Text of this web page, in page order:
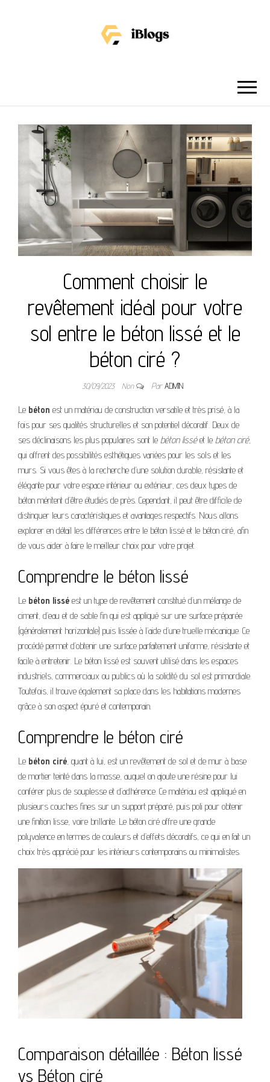
Comment choisir le
revêtement idéal pour votre
sol entre le béton lissé et le
béton ciré ?
30/09/2023 Non ParADMIN
Le béton est un matériau de construction versatile et très prisé, à la
fois pour ses qualités structurelles et son potentiel décoratif. Deux de
ses déclinaisons les plus populaires sont le béton lisséet le béton ciré,
qui offrent des possibilités esthétiques variées pour les sols et les
murs. Si vous êtes à la recherche d’une solution durable, résistante et
élégante pour votre espace intérieur ou extérieur, ces deux types de
béton méritent d’être étudiés de près. Cependant, il peut être difficile de
distinguer leurs caractéristiques et avantages respectifs. Nous allons
explorer en détail les différences entre le béton lissé et le béton ciré, afin
de vous aider à faire le meilleur choix pour votre projet.
Comprendre le béton lissé
Le béton lissé est un type de revêtement constitué d’un mélange de
ciment, d’eau et de sable fin qui est appliqué sur une surface préparée
(généralement horizontale) puis lissée à l’aide d’une truelle mécanique. Ce
procédé permet d’obtenir une surface parfaitement uniforme, résistante et
facile à entretenir. Le béton lissé est souvent utilisé dans les espaces
industriels, commerciaux ou publics où la solidité du sol est primordiale.
Toutefois, il trouve également sa place dans les habitations modernes
grâce à son aspect épuré et contemporain.
Comprendre le béton ciré
Le béton ciré, quant à lui, est un revêtement de sol et de mur à base
de mortier teinté dans la masse, auquel on ajoute une résine pour lui
conférer plus de souplesse et d’adhérence. Ce matériau est appliqué en
plusieurs couches fines sur un support préparé, puis poli pour obtenir
une finition lisse, voire brillante. Le béton ciré offre une grande
polyvalence en termes de couleurs et d’effets décoratifs, ce qui en fait un
choix très apprécié pour les intérieurs contemporains ou minimalistes.
Comparaison détaillée : Béton lissé
vs Béton ciré